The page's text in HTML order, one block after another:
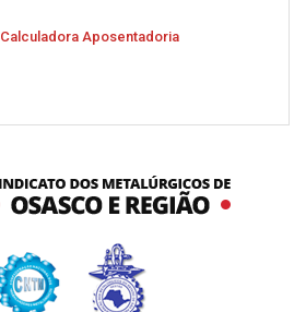
Calculadora Aposentadoria